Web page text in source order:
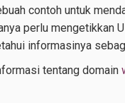
contoh untuk
perlu mengetikkan
informasinya
tentang domain